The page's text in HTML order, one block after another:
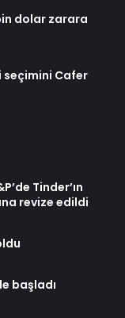
dolar zarara
seçimini Cafer
Tinder’ın
revize edildi
başladı